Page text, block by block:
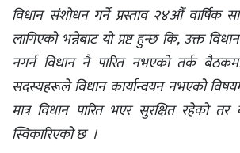
विधान संशोधन गर्ने प्रस्ताव २४औँ वार्षिक
लागिएको भन्नेबाट यो प्रष्ट हुन्छ कि, उक्त
नगर्न विधान नै पारित नभएको तर्क
सदस्यहरूले विधान कार्यान्वयन नभएको
मात्र विधान पारित भएर सुरक्षित रहेको तर
स्विकारिएको छ ।